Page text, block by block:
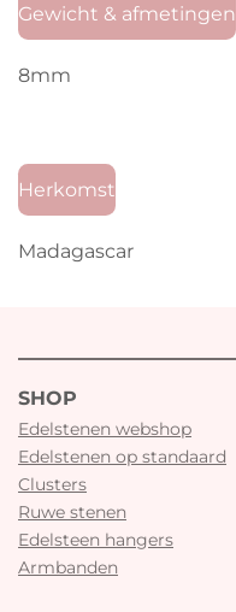
Gewicht & afmetingen
8mm
Herkomst
Madagascar
SHOP
Edelstenen webshop
Edelstenen op standaard
Clusters
Ruwe stenen
Edelsteen hangers
Armbanden